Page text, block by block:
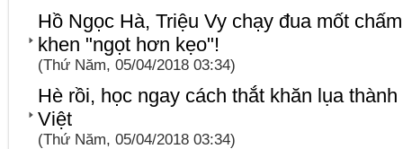
Hồ Ngọc Hà, Triệu Vy chạy đua mốt
khen "ngọt hơn kẹo"!
(Thứ Năm, 05/04/2018 03:34)
Hè rồi, học ngay cách thắt khăn lụa
Việt
(Thứ Năm, 05/04/2018 03:34)